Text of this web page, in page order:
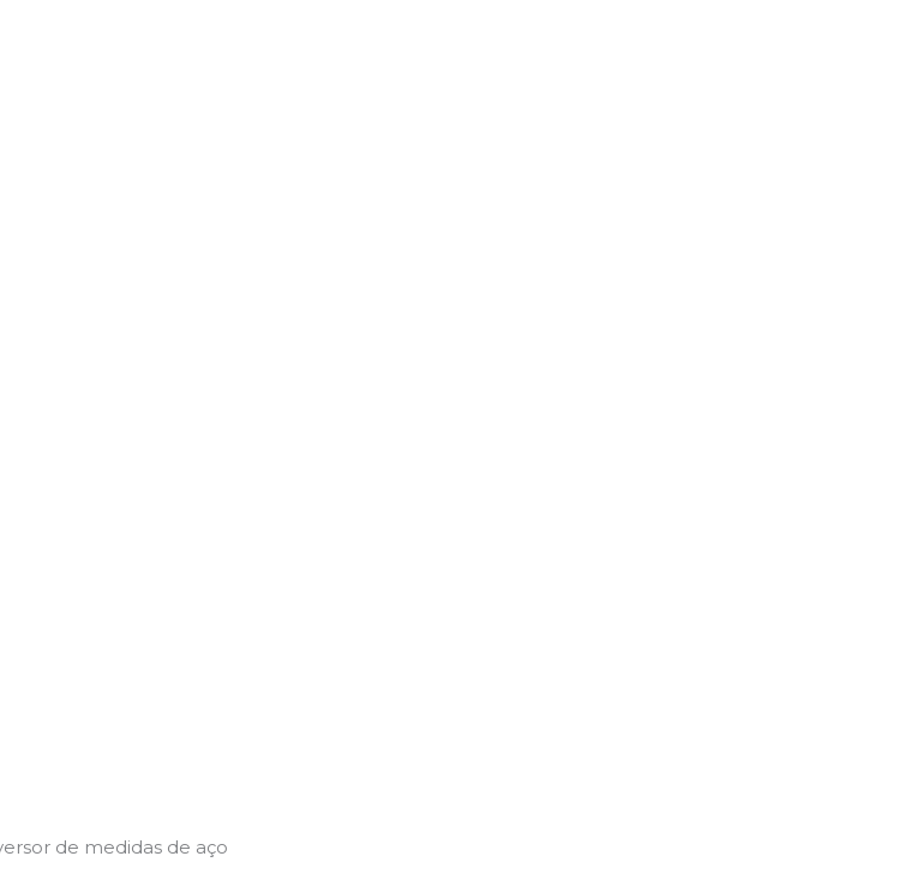
de medidas de aço